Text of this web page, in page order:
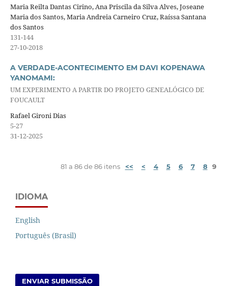
Maria Reilta Dantas Cirino, Ana Priscila da Silva Alves, Joseane
Maria dos Santos, Maria Andreia Carneiro Cruz, Raíssa Santana
dos Santos
131-144
27-10-2018
A VERDADE-ACONTECIMENTO EM DAVI KOPENAWA
YANOMAMI:
UM EXPERIMENTO A PARTIR DO PROJETO GENEALÓGICO DE
FOUCAULT
Rafael Gironi Dias
5-27
31-12-2025
81 a 86 de 86 itens << < 4 5 6 7 8 9
IDIOMA
English
Português (Brasil)
ENVIAR SUBMISSÃO